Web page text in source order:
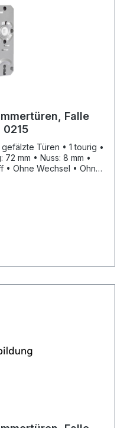
Falle
Türen • 1 tourig •